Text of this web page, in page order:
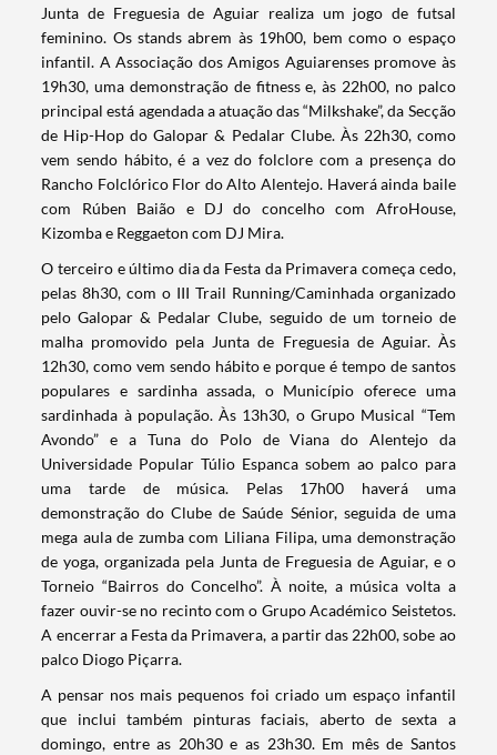
Termo de Pesquisa
Categorias gerais
Filtros
Junta de Freguesia de Aguiar realiza um jogo de futsal
feminino. Os stands abrem às 19h00, bem como o espaço
infantil. A Associação dos Amigos Aguiarenses promove às
19h30, uma demonstração de fitness e, às 22h00, no palco
principal está agendada a atuação das “Milkshake”, da Secção
de Hip-Hop do Galopar & Pedalar Clube. Às 22h30, como
vem sendo hábito, é a vez do folclore com a presença do
Rancho Folclórico Flor do Alto Alentejo. Haverá ainda baile
com Rúben Baião e DJ do concelho com AfroHouse,
Kizomba e Reggaeton com DJ Mira.
O terceiro e último dia da Festa da Primavera começa cedo,
pelas 8h30, com o III Trail Running/Caminhada organizado
pelo Galopar & Pedalar Clube, seguido de um torneio de
malha promovido pela Junta de Freguesia de Aguiar. Às
12h30, como vem sendo hábito e porque é tempo de santos
populares e sardinha assada, o Município oferece uma
sardinhada à população. Às 13h30, o Grupo Musical “Tem
Avondo” e a Tuna do Polo de Viana do Alentejo da
Universidade Popular Túlio Espanca sobem ao palco para
uma tarde de música. Pelas 17h00 haverá uma
demonstração do Clube de Saúde Sénior, seguida de uma
mega aula de zumba com Liliana Filipa, uma demonstração
de yoga, organizada pela Junta de Freguesia de Aguiar, e o
Torneio “Bairros do Concelho”. À noite, a música volta a
fazer ouvir-se no recinto com o Grupo Académico Seistetos.
A encerrar a Festa da Primavera, a partir das 22h00, sobe ao
palco Diogo Piçarra.
A pensar nos mais pequenos foi criado um espaço infantil
que inclui também pinturas faciais, aberto de sexta a
domingo, entre as 20h30 e as 23h30. Em mês de Santos